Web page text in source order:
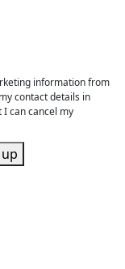
information from
contact details in
can cancel my